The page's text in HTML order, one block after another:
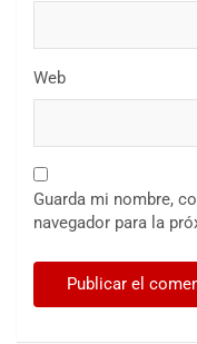
Web
Guarda mi nombre,
navegador para la